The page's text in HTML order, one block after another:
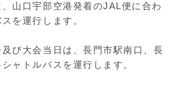
、山口宇部空港発着のJAL便に合わ
を運行します。
及び大会当日は、長門市駅南口、長
ャトルバスを運行します。